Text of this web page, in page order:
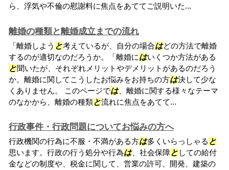
ら、浮気や不倫の慰謝料に焦点をあててご説明いた...
離婚の種類と離婚成立までの流れ
「離婚しよう と考えているが、自分の場合はどの方法で離婚
するのが適切なのだろうか。「離婚にはいくつか方法がある
と聞いたが、それぞれメリットやデメリットがあるのだろう
か。離婚に関してこうしたお悩みをお持ちの方は決して少な
くありません。 このページでは、離婚に関する様々なテーマ
のなかから、離婚の種類と流れに焦点をあてて...
行政事件・行政問題についてお悩みの方へ
行政機関の行為に不服・不満がある方は多くいらっしゃる と
思います。行政の行う処分や行為は、社会保障と しての給付
金などの制度や、税金に関して、営業の許可、開発、建築の